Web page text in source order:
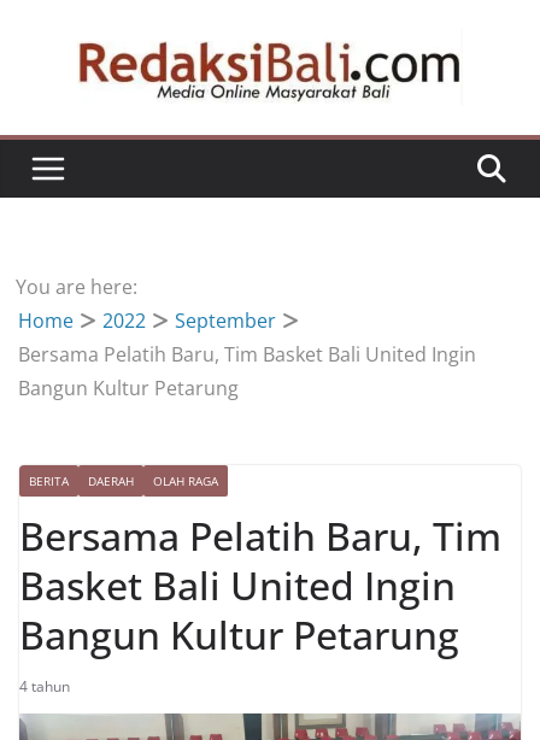
You are here:
Home
2022
September
Bersama Pelatih Baru, Tim Basket Bali United Ingin
Bangun Kultur Petarung
BERITA DAERAH OLAH RAGA
Bersama Pelatih Baru, Tim
Basket Bali United Ingin
Bangun Kultur Petarung
4 tahun